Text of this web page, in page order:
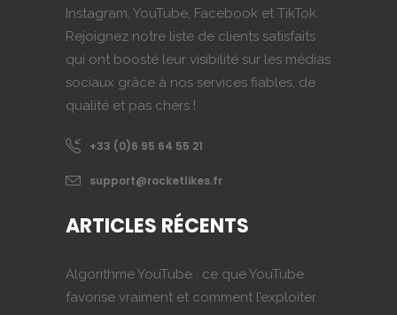
Instagram, YouTube, Facebook et TikTok.
Rejoignez notre liste de clients satisfaits
qui ont boosté leur visibilité sur les médias
sociaux grâce à nos services fiables, de
qualité et pas chers !
+33 (0)6 95 64 55 21
support@rocketlikes.fr
ARTICLES RÉCENTS
Algorithme YouTube : ce que YouTube
favorise vraiment et comment l’exploiter